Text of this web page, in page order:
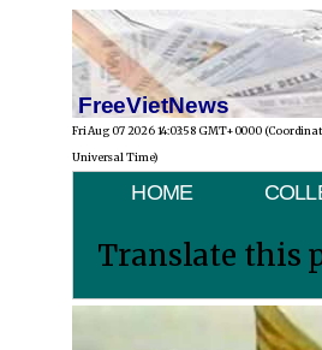
FreeVietNews
Fri Aug 07 2026 14:03:58 GMT+0000
Universal Time)
HOME
Translate this